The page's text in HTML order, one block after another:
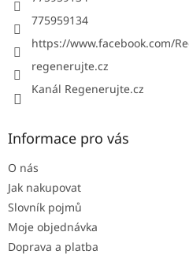
775959134
https://www.facebook.com/
regenerujte.cz
Kanál Regenerujte.cz
Informace pro vás
O nás
Jak nakupovat
Slovník pojmů
Moje objednávka
Doprava a platba